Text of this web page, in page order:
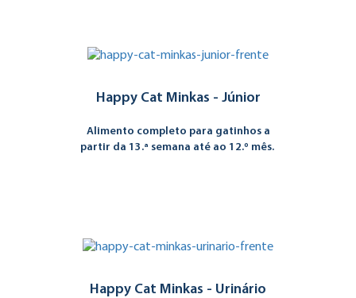
Happy Cat Minkas - Júnior
Alimento completo para gatinhos a
partir da 13.ª semana até ao 12.º mês.
Happy Cat Minkas - Urinário